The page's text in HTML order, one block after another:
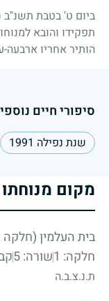
ביום ט' בטבת תשנ"ב
תפקידו והובא
הותיר אחריו
סיפורי חיים
שנת נפילה 1991
מקום מנוחתו
בית העלמין (חלקה
חלקה: 1
שורה: 5
ת.נ.צ.ב.ה